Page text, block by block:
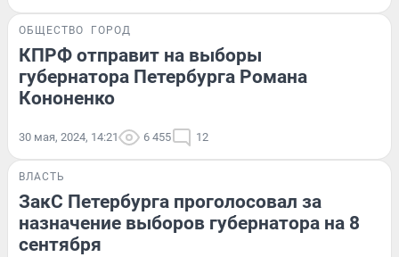
ОБЩЕСТВО ГОРОД
КПРФ отправит на выборы
губернатора Петербурга Романа
Кононенко
30 мая, 2024, 14:21 6 455 12
ВЛАСТЬ
ЗакС Петербурга проголосовал за
назначение выборов губернатора на 8
сентября